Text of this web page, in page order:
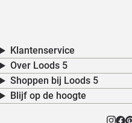
Klantenservice
Over Loods 5
Shoppen bij Loods 5
Blijf op de hoogte